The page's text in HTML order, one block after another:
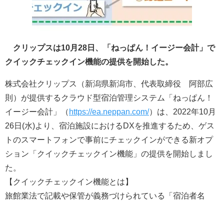
クリップスは10月28日、「ねっぱん！イージー会計」で
クイックチェックイン機能の提供を開始した。
株式会社クリップス（新潟県新潟市、代表取締役 阿部広
則）が提供するクラウド型宿泊管理システム「ねっぱん！
イージー会計」（ https://ea.neppan.com/）は、2022年10月
26日(水)より、宿泊施設におけるDXを推進するため、ゲス
トのスマートフォンで事前にチェックインができる新オプ
ション「クイックチェックイン機能」の提供を開始しまし
た。
【クイックチェックイン機能とは】
旅館業法で記載や保管が義務づけられている「宿泊者名